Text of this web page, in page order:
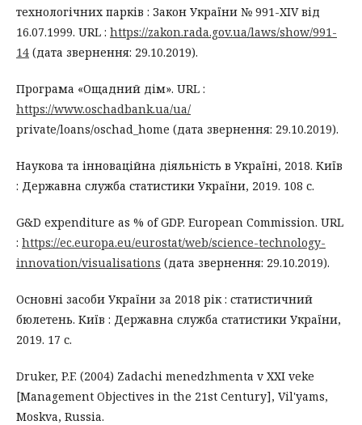
технологічних парків : Закон України № 991-XIV від
16.07.1999. URL : https://zakon.rada.gov.ua/laws/show/991-
14 (дата звернення: 29.10.2019).
Програма «Ощадний дiм». URL :
https://www.oschadbank.ua/ua/
private/loans/oschad_home (дата звернення: 29.10.2019).
Наукова та інноваційна діяльність в Україні, 2018. Київ
: Державна служба статистики України, 2019. 108 с.
G&D expenditure as % of GDP. European Commission. URL
: https://ec.europa.eu/eurostat/web/science-technology-
innovation/visualisations (дата звернення: 29.10.2019).
Основні засоби України за 2018 рік : статистичний
бюлетень. Київ : Державна служба статистики України,
2019. 17 с.
Druker, P.F. (2004) Zadachi menedzhmenta v XXІ veke
[Management Objectives in the 21st Century], Vil'yams,
Moskva, Russia.